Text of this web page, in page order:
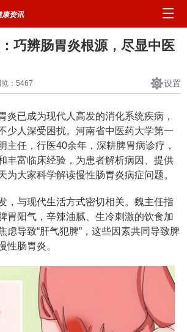
康资讯
巧辨肠胃炎根源，尽显中医
： 5467 设置
已成为现代人高发的消化系统疾病，
少人深受困扰。河南省中医药大学第一
主任，行医40余年，深耕脾胃病诊疗，
丰富临床经验，为患者解析病因、提供
为大家科学解读慢性肠胃炎病症问题。
与现代生活方式密切相关。魏主任指
胃阳气，辛辣油腻、生冷刺激的饮食加
虑导致“肝气犯脾”，这些因素共同导致脾
性肠胃炎。